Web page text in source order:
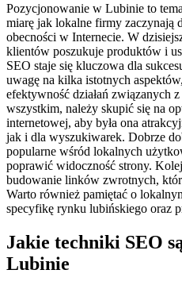
Pozycjonowanie w Lubinie to
miarę jak lokalne firmy zaczynają
obecności w Internecie. W
klientów poszukuje produktów i
SEO staje się kluczowa dla
uwagę na kilka istotnych
efektywność działań związanych
wszystkim, należy skupić się na
internetowej, aby była ona
jak i dla wyszukiwarek. Dobrze
popularne wśród lokalnych
poprawić widoczność strony.
budowanie linków zwrotnych,
Warto również pamiętać o
specyfikę rynku lubińskiego oraz
Jakie techniki SEO
Lubinie